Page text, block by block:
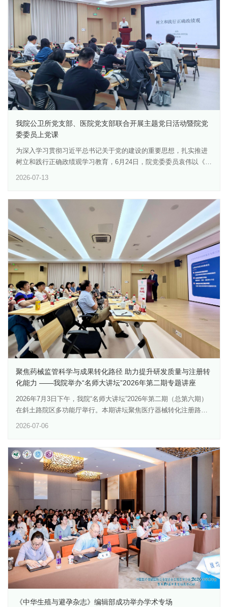
料，并对项目执行中发现的不符合项督促跟踪整改。我院将持续健
全事前审查、事中管控、事后督查的全链条伦理闭环管理体系，严
格遵循实验动物3R原则，进一步强化科研人员伦理责任意识，规范
实验动物使用管理，保障科研工作合规有序开展，为高质量科研创
新提供坚实的伦理保障。
我院公卫所党支部、医院党支部联合开展主题党日活动暨院党
委委员上党课
为深入学习贯彻习近平总书记关于党的建设的重要思想，扎实推进
树立和践行正确政绩观学习教育，6月24日，院党委委员袁伟以《树
么样的政绩、靠什么树政绩”这一核心问题，系统阐释了“立党为公、
为民造福、科学决策、真抓实干”的总要求。他强调，广大党员必须
坚持以习近平新时代中国特色社会主义思想为指导，深刻领会树立
和践行正确政绩观的重要意义，为“十五五”开好局、起好步提供坚实
保障。同时，党课坚持问题导向，深入剖析了“新官不理旧账”“急功
近利”“弄虚作假”等8个突出问题的严重危害，并通过正反面典型案例
对比，敲响思想警钟。他指出，要立足岗位作贡献，党员要结合自
身职责办实事、出实效；坚持人民至上与系统观念，少说多做、一
抓到底。在交流讨论环节，与会同志一致认为，本次党课理论扎
实、内容丰富，贴合工作，兼具指导性与可操作性。大家表示，将
把树立和践行正确政绩观融入日常工作，坚持立足岗位、求真务
实、久久为功，以实干实绩为生研院事业高质量发展贡献力量。
2026-07-13
聚焦药械监管科学与成果转化路径 助力提升研发质量与注册转
化能力 ——我院举办“名师大讲坛”2026年第二期专题讲座
2026年7月3日下午，我院“名师大讲坛”2026年第二期（总第六期）
在斜土路院区多功能厅举行。本期讲坛聚焦医疗器械转化注册路
我院学术委员会主任傅大煦、党委副书记王震、副院长王健等出
席，药物与医疗器械研究所所长李卫华主持，院内相关研究所科研
人员、研究生，以及复旦大学、中国医药工业研究总院和合作企业
研发人员代表等40余人参加。活动由药物与医疗器械研究所、国家
卫生健康委生育调节药械重点实验室联合承办。本次讲坛立足我院
药品与医疗器械研发、评价和转化应用的专业特色，围绕“技术创新
—质量研究—注册申报—产业承接”的关键链条开展交流，旨在进一
步强化科研人员在项目早期即同步思考产品属性、标准要求和注册
路径的意识。报告开始前，傅大煦主任代表我院向两位主讲嘉宾颁
发纪念牌，感谢专家长期以来对我院学术交流、学科建设和成果转
化工作的支持。两位专家的到来，也为我院进一步对接监管科学前
沿、提升研发转化能力提供了重要专业支撑。在题为《医疗器械转
化与注册路径要点》的报告中，高中副处长结合多年医疗器械检
测、标准化、分类界定和注册管理经验，系统介绍了我国医疗器械
2026-07-06
《中华生殖与避孕杂志》编辑部成功举办学术专场